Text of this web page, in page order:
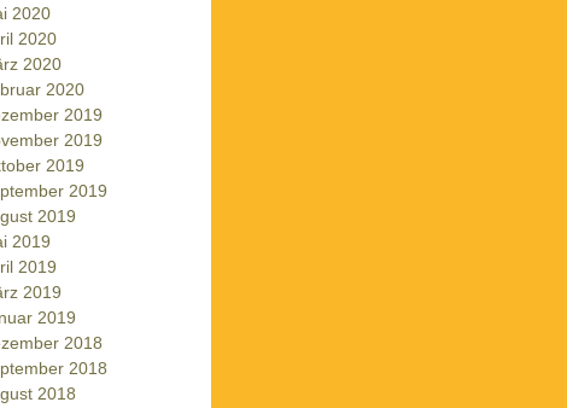
2020
2020
2020
2020
2019
2019
2019
2019
2019
2019
2019
2019
2019
2018
2018
2018